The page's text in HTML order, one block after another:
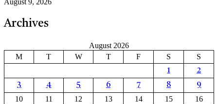
August 9, 2026
Archives
August 2026
M
T W T F S S
1
2
3
4 5 6 7 8 9
10 11 12 13 14 15
16